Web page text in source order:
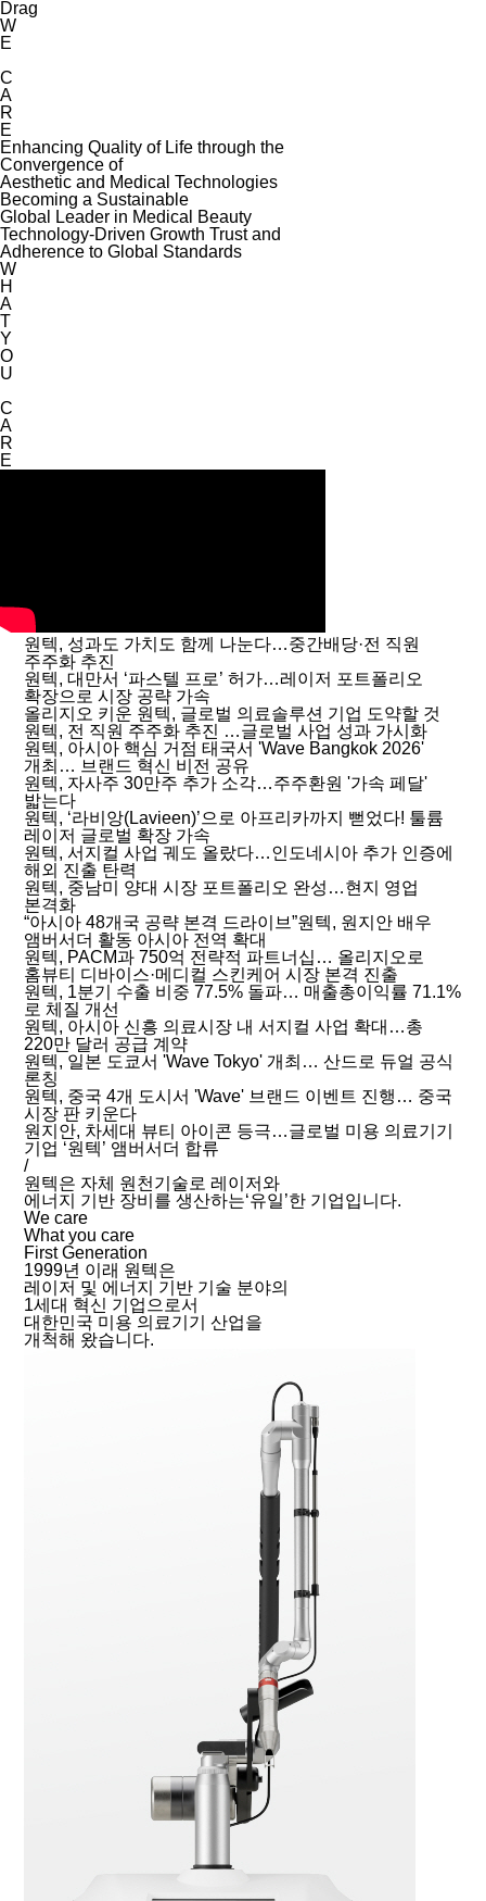
Drag
W
E
C
A
R
E
Enhancing Quality of Life through the
Convergence of
Aesthetic and Medical Technologies
Becoming a Sustainable
Global Leader in Medical Beauty
Technology-Driven Growth Trust and
Adherence to Global Standards
W
H
A
T
Y
O
U
C
A
R
E
원텍, 성과도 가치도 함께 나눈다…중간배당·전 직원
주주화 추진
원텍, 대만서 ‘파스텔 프로’ 허가…레이저 포트폴리오
확장으로 시장 공략 가속
올리지오 키운 원텍, 글로벌 의료솔루션 기업 도약할 것
원텍, 전 직원 주주화 추진 …글로벌 사업 성과 가시화
원텍, 아시아 핵심 거점 태국서 'Wave Bangkok 2026'
개최… 브랜드 혁신 비전 공유
원텍, 자사주 30만주 추가 소각…주주환원 '가속 페달'
밟는다
원텍, ‘라비앙(Lavieen)’으로 아프리카까지 뻗었다! 툴륨
레이저 글로벌 확장 가속
원텍, 서지컬 사업 궤도 올랐다…인도네시아 추가 인증에
해외 진출 탄력
원텍, 중남미 양대 시장 포트폴리오 완성…현지 영업
본격화
“아시아 48개국 공략 본격 드라이브”원텍, 원지안 배우
앰버서더 활동 아시아 전역 확대
원텍, PACM과 750억 전략적 파트너십… 올리지오로
홈뷰티 디바이스·메디컬 스킨케어 시장 본격 진출
원텍, 1분기 수출 비중 77.5% 돌파… 매출총이익률 71.1%
로 체질 개선
원텍, 아시아 신흥 의료시장 내 서지컬 사업 확대…총
220만 달러 공급 계약
원텍, 일본 도쿄서 'Wave Tokyo' 개최… 산드로 듀얼 공식
론칭
원텍, 중국 4개 도시서 'Wave' 브랜드 이벤트 진행… 중국
시장 판 키운다
원지안, 차세대 뷰티 아이콘 등극…글로벌 미용 의료기기
기업 ‘원텍’ 앰버서더 합류
/
원텍은 자체 원천기술로 레이저와
에너지 기반 장비를 생산하는‘유일’한 기업입니다.
We care
What you care
First Generation
1999년 이래 원텍은
레이저 및 에너지 기반 기술 분야의
1세대 혁신 기업으로서
대한민국 미용 의료기기 산업을
개척해 왔습니다.